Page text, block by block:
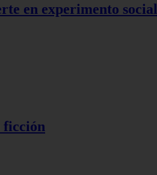
en experimento social
ficción